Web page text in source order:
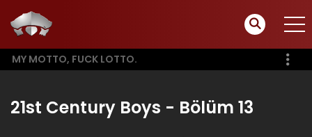
MY MOTTO, FUCK LOTTO.
21st Century Boys - Bölüm 13